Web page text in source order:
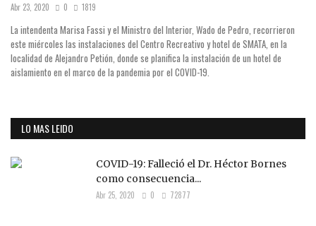
Abr 23, 2020 0 1819
La intendenta Marisa Fassi y el Ministro del Interior, Wado de Pedro, recorrieron
este miércoles las instalaciones del Centro Recreativo y hotel de SMATA, en la
localidad de Alejandro Petión, donde se planifica la instalación de un hotel de
aislamiento en el marco de la pandemia por el COVID-19.
LO MAS LEIDO
COVID-19: Falleció el Dr. Héctor Bornes
como consecuencia...
Abr 25, 2020 0 72877